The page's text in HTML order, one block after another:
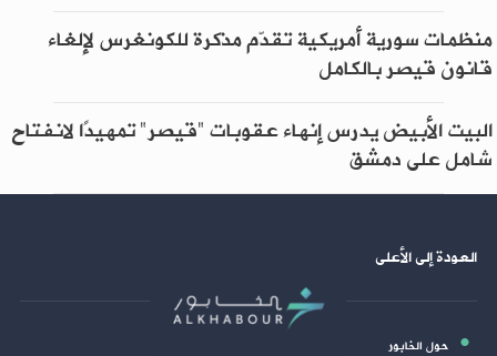
منظمات سورية أمريكية تقدّم مذكرة للكونغرس لإلغاء
قانون قيصر بالكامل
البيت الأبيض يدرس إنهاء عقوبات "قيصر" تمهيدًا لانفتاح
شامل على دمشق
العودة إلى الأعلى
حول الخابور